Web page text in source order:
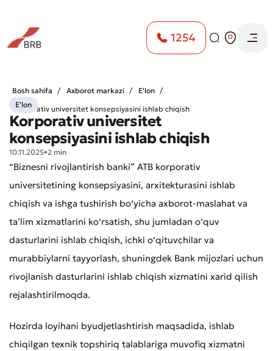
1254
Bosh sahifa Axborot markazi
E'lon
Korporativ universitet konsepsiyasini ishlab chiqish
E'lon
Korporativ universitet
konsepsiyasini ishlab chiqish
10.11.2025•2 min
“Biznesni rivojlantirish banki” ATB korporativ
universitetining konsepsiyasini, arxitekturasini ishlab
chiqish va ishga tushirish bo‘yicha axborot-maslahat va
ta’lim xizmatlarini ko‘rsatish, shu jumladan o‘quv
dasturlarini ishlab chiqish, ichki o‘qituvchilar va
murabbiylarni tayyorlash, shuningdek Bank mijozlari uchun
rivojlanish dasturlarini ishlab chiqish xizmatini xarid qilish
rejalashtirilmoqda.
Hozirda loyihani byudjetlashtirish maqsadida, ishlab
chiqilgan texnik topshiriq talablariga muvofiq xizmatni